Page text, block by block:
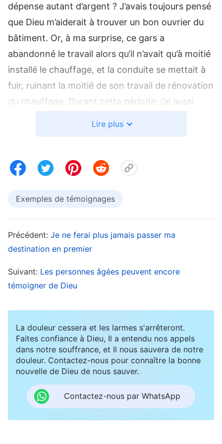
dépense autant d’argent ? J’avais toujours pensé
que Dieu m’aiderait à trouver un bon ouvrier du
bâtiment. Or, à ma surprise, ce gars a
abandonné le travail alors qu’il n’avait qu’à moitié
installé le chauffage, et la conduite se mettait à
fuir, ruinant la moitié de son travail de rénovation
du chauffage. Durant cette période, j’ai aussi
devoir dans l’Église et j’avais même réduit mon
alors pourquoi étais-je confronté à tant de
Après ça, je n’avais plus une attitude très
consciencieuse dans mon devoir. J’accomplissais
toujours mon devoir, mais le cœur n’y était plus
C’était un vrai dilemme pour moi, si bien que je
n’étais pas très attentif aux réunions. J’avais
l’habitude de faire une synthèse à la fin des
réunions, mais je ne le voulais plus. J’avais aussi
été capable de sacrifier une partie de mes heures
Lire plus
Exemples de témoignages
Précédent: Je ne ferai plus jamais passer ma
destination en premier
Suivant: Les personnes âgées peuvent encore
témoigner de Dieu
La douleur cessera et les larmes s'arrêteront.
Faites confiance à Dieu, Il a entendu nos appels
dans notre souffrance, et Il nous sauvera de notre
douleur. Contactez-nous pour connaître la bonne
nouvelle de Dieu de nous sauver.
Contactez-nous par WhatsApp